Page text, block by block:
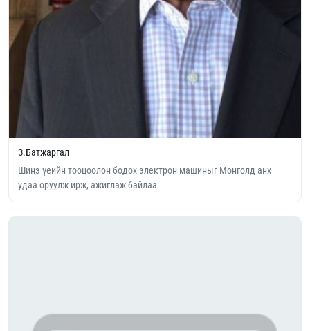
З.Батжаргал
Шинэ үеийн тооцоолон бодох электрон машиныг Монголд анх
удаа оруулж ирж, ажиглаж байлаа